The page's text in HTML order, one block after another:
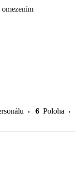
6 Poloha